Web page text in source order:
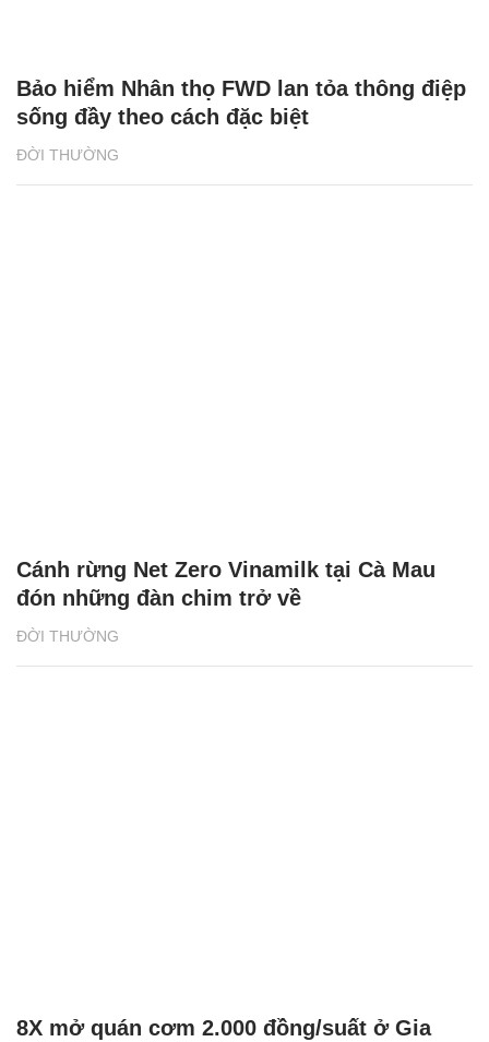
ĐỜI THƯỜNG
Bảo hiểm Nhân thọ FWD lan tỏa thông điệp
sống đầy theo cách đặc biệt
ĐỜI THƯỜNG
Cánh rừng Net Zero Vinamilk tại Cà Mau
đón những đàn chim trở về
8X mở quán cơm 2.000 đồng/suất ở Gia